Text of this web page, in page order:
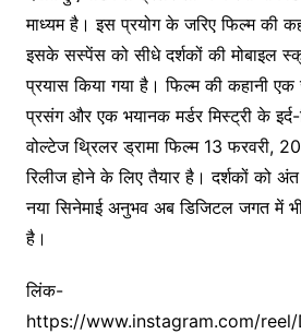
माध्यम है। इस प्रयोग के जरिए फिल्म की
इसके सस्पेंस को सीधे दर्शकों की मोबाइल
प्रयास किया गया है। फिल्म की कहानी एक
प्रसंग और एक भयानक मर्डर मिस्ट्री के इर्द-
वोल्टेज थ्रिलर ड्रामा फिल्म 13 फरवरी,
रिलीज होने के लिए तैयार है। दर्शकों को
नया सिनेमाई अनुभव अब डिजिटल जगत में
है।
लिंक-
https://www.instagram.com/reel/